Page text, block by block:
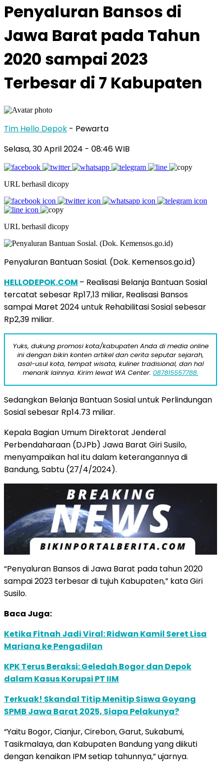
Penyaluran Bansos di
Jawa Barat pada Tahun
2020 sampai 2023
Terbesar di 7 Kabupaten
Tim Hello Depok - Pewarta
Selasa, 30 April 2024 - 08:46 WIB
URL berhasil dicopy
URL berhasil dicopy
Penyaluran Bantuan Sosial. (Dok. Kemensos.go.id)
HELLODEPOK.COM – Realisasi Belanja Bantuan Sosial
tercatat sebesar Rp17,13 miliar, Realisasi Bansos
sampai Maret 2024 untuk Rehabilitasi Sosial sebesar
Rp2,39 miliar.
Yuks, dukung promosi kota/kabupaten Anda di media online
ini dengan bikin konten artikel dan cerita seputar sejarah,
asal-usul kota, tempat wisata, kuliner tradisional, dan hal
menarik lainnya. Kirim lewat WA Center: 087815557788.
Sedangkan Belanja Bantuan Sosial untuk Perlindungan
Sosial sebesar Rp14.73 miliar.
Kepala Bagian Umum Direktorat Jenderal
Perbendaharaan (DJPb) Jawa Barat Giri Susilo,
menyampaikan hal itu dalam keterangannya di
Bandung, Sabtu (27/4/2024).
“Penyaluran Bansos di Jawa Barat pada tahun 2020
sampai 2023 terbesar di tujuh Kabupaten,” kata Giri
Susilo.
Baca Juga:
Ketika Fitnah Jadi Viral: Ridwan Kamil Seret Lisa
Mariana ke Pengadilan
KPK Terus Beraksi: Geledah Bogor dan Depok
dalam Kasus Korupsi PT IIM
Terkuak! Skandal Titip Menitip Siswa Goyang
SPMB Jawa Barat 2025, Siapa Pelakunya?
“Yaitu Bogor, Cianjur, Cirebon, Garut, Sukabumi,
Tasikmalaya, dan Kabupaten Bandung yang diikuti
dengan kenaikan IPM setiap tahunnya,” ujarnya.